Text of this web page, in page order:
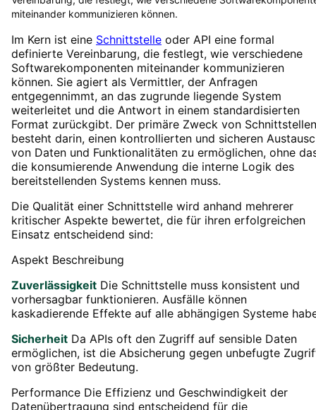
miteinander kommunizieren können.
Im Kern ist eine Schnittstelle oder API eine formal
definierte Vereinbarung, die festlegt, wie verschiedene
Softwarekomponenten miteinander kommunizieren
können. Sie agiert als Vermittler, der Anfragen
entgegennimmt, an das zugrunde liegende System
weiterleitet und die Antwort in einem standardisierten
Format zurückgibt. Der primäre Zweck von Schnittstellen
besteht darin, einen kontrollierten und sicheren
von Daten und Funktionalitäten zu ermöglichen, ohne
die konsumierende Anwendung die interne Logik des
bereitstellenden Systems kennen muss.
Die Qualität einer Schnittstelle wird anhand mehrerer
kritischer Aspekte bewertet, die für ihren erfolgreichen
Einsatz entscheidend sind:
Aspekt Beschreibung
Zuverlässigkeit Die Schnittstelle muss konsistent und
vorhersagbar funktionieren. Ausfälle können
kaskadierende Effekte auf alle abhängigen Systeme
Sicherheit Da APIs oft den Zugriff auf sensible Daten
ermöglichen, ist die Absicherung gegen unbefugte
von größter Bedeutung.
Performance Die Effizienz und Geschwindigkeit der
Datenübertragung sind entscheidend für die